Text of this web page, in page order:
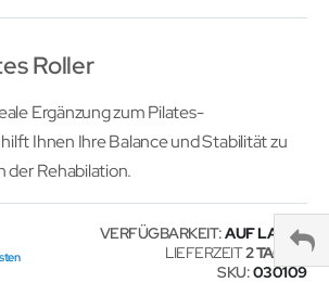
Roller
Ergänzung zum Pilates-
Ihnen Ihre Balance und Stabilität zu
der Rehabilation.
VERFÜGBARKEIT:AUF LAGER
LIEFERZEIT2 TAGE
SKU 030109